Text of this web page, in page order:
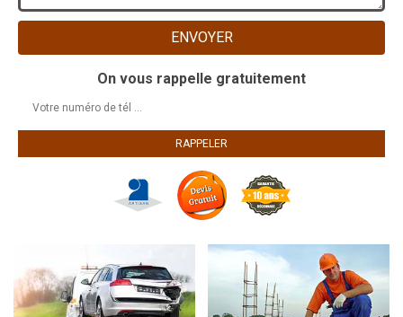
On vous rappelle gratuitement